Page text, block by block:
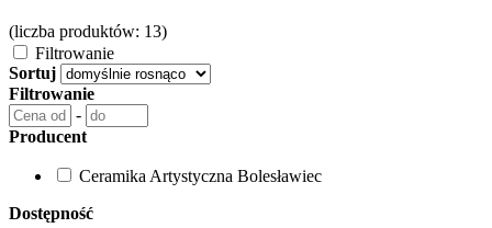
(liczba produktów: 13)
Filtrowanie
Sortuj
Filtrowanie
-
Producent
Ceramika Artystyczna Bolesławiec
Dostępność